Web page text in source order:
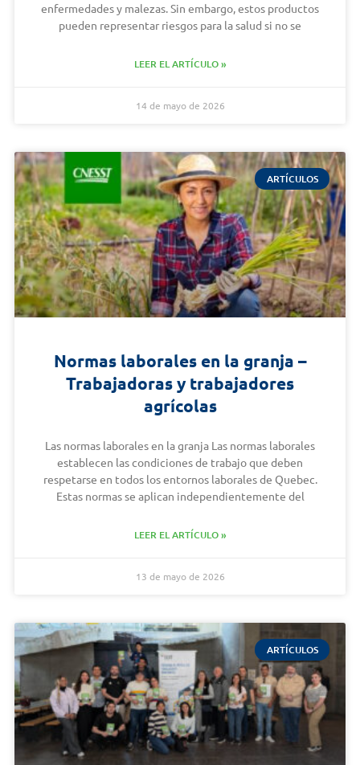
enfermedades y malezas. Sin embargo, estos productos
pueden representar riesgos para la salud si no se
LEER EL ARTÍCULO »
14 de mayo de 2026
ARTÍCULOS
Normas laborales en la granja –
Trabajadoras y trabajadores
agrícolas
Las normas laborales en la granja Las normas laborales
establecen las condiciones de trabajo que deben
respetarse en todos los entornos laborales de Quebec.
Estas normas se aplican independientemente del
LEER EL ARTÍCULO »
13 de mayo de 2026
ARTÍCULOS